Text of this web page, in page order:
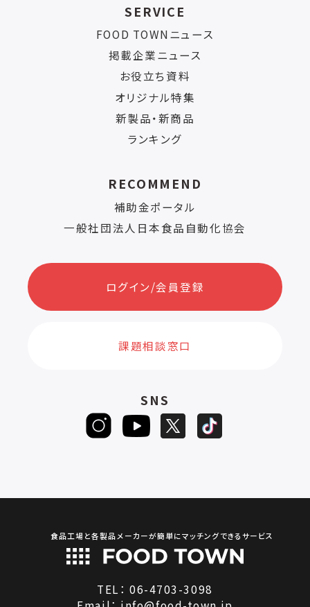
SERVICE
FOOD TOWNニュース
掲載企業ニュース
お役立ち資料
オリジナル特集
新製品・新商品
ランキング
RECOMMEND
補助金ポータル
一般社団法人日本食品自動化協会
ログイン/会員登録
課題相談窓口
SNS
食品工場と各製品メーカーが簡単にマッチングできるサービス
TEL：06-4703-3098